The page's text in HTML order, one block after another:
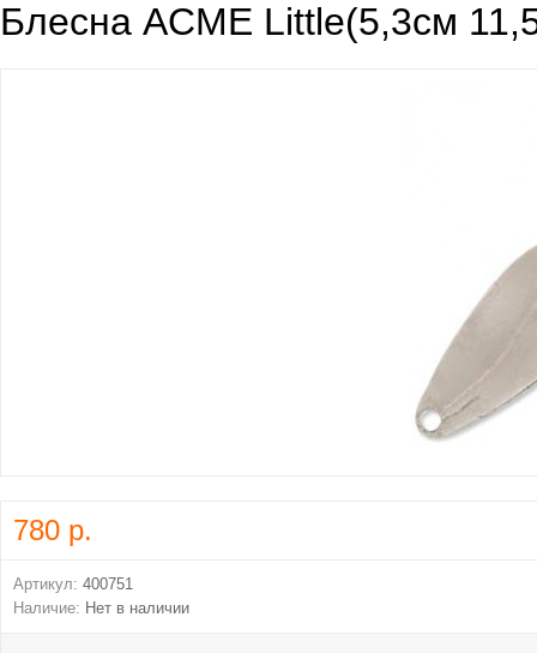
Блесна ACME Little(5,3см
780 р.
Артикул: 400751
Наличие: Нет в наличии